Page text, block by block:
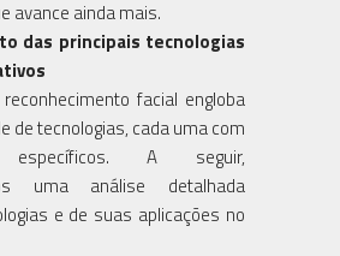
avance ainda mais.
das principais tecnologias
facial engloba
de tecnologias, cada uma com
específicos. A seguir,
uma análise detalhada
e de suas aplicações no